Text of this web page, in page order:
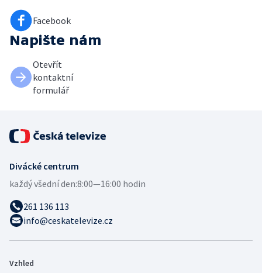
Facebook
Napište nám
Otevřít
kontaktní
formulář
Divácké centrum
každý všední den:8:00—16:00 hodin
261 136 113
info@ceskatelevize.cz
Vzhled